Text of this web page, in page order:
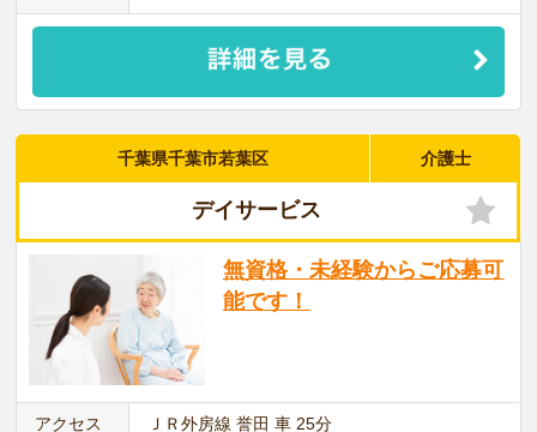
千葉県千葉市若葉区 介護士
デイサービス
無資格・未経験からご応募可
能です！
アクセス ＪＲ外房線 誉田 車 25分